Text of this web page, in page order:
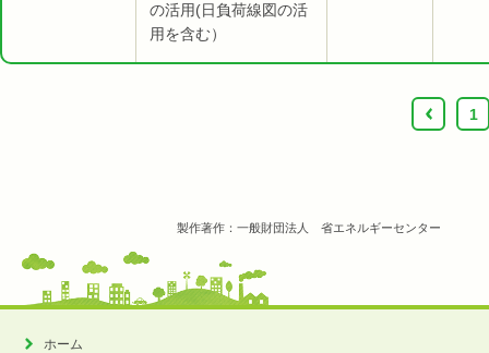
の活用(日負荷線図の活
用を含む）
‹ 1
製作著作：一般財団法人 省エネルギーセンター
ホーム